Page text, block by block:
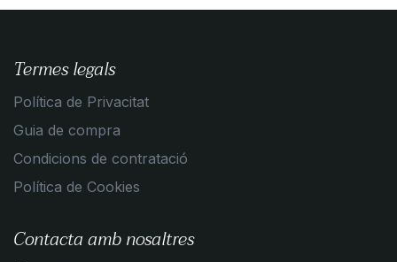
Termes legals
Política de Privacitat
Guia de compra
Condicions de contratació
Política de Cookies
Contacta amb nosaltres